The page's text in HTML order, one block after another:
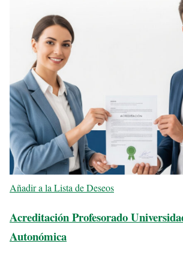
Añadir a la Lista de Deseos
Acreditación Profesorado
Autonómica